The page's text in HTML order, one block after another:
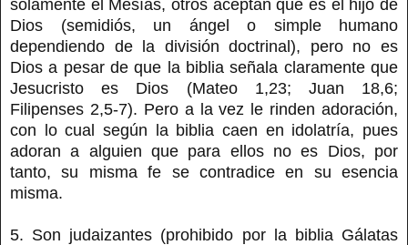
solamente el Mesías, otros aceptan que es el hijo de
Dios (semidiós, un ángel o simple humano
dependiendo de la división doctrinal), pero no es
Dios a pesar de que la biblia señala claramente que
Jesucristo es Dios (Mateo 1,23; Juan 18,6;
Filipenses 2,5-7). Pero a la vez le rinden adoración,
con lo cual según la biblia caen en idolatría, pues
adoran a alguien que para ellos no es Dios, por
tanto, su misma fe se contradice en su esencia
misma.
5. Son judaizantes (prohibido por la biblia Gálatas